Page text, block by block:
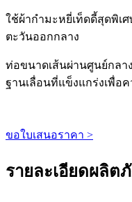
ใช้ผ้ากำมะหยี่เท็ดดี้สุดพิเ
ตะวันออกกลาง
ท่อขนาดเส้นผ่านศูนย์กลา
ฐานเลื่อนที่แข็งแกร่งเพื่อ
ขอใบเสนอราคา >
รายละเอียดผลิ